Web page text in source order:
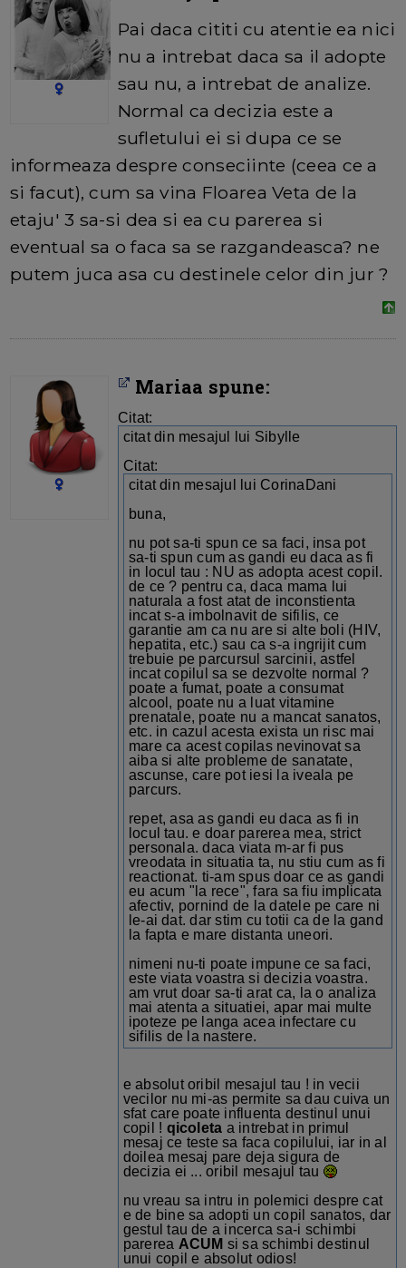
Pai daca cititi cu atentie ea nici
nu a intrebat daca sa il adopte
sau nu, a intrebat de analize.
Normal ca decizia este a
sufletului ei si dupa ce se
informeaza despre conseciinte (ceea ce a
si facut), cum sa vina Floarea Veta de la
etaju' 3 sa-si dea si ea cu parerea si
eventual sa o faca sa se razgandeasca? ne
putem juca asa cu destinele celor din jur ?
Mariaa spune:
Citat:
citat din mesajul lui Sibylle
Citat:
citat din mesajul lui CorinaDani
buna,
nu pot sa-ti spun ce sa faci, insa pot
sa-ti spun cum as gandi eu daca as fi
in locul tau : NU as adopta acest copil.
de ce ? pentru ca, daca mama lui
naturala a fost atat de inconstienta
incat s-a imbolnavit de sifilis, ce
garantie am ca nu are si alte boli (HIV,
hepatita, etc.) sau ca s-a ingrijit cum
trebuie pe parcursul sarcinii, astfel
incat copilul sa se dezvolte normal ?
poate a fumat, poate a consumat
alcool, poate nu a luat vitamine
prenatale, poate nu a mancat sanatos,
etc. in cazul acesta exista un risc mai
mare ca acest copilas nevinovat sa
aiba si alte probleme de sanatate,
ascunse, care pot iesi la iveala pe
parcurs.
repet, asa as gandi eu daca as fi in
locul tau. e doar parerea mea, strict
personala. daca viata m-ar fi pus
vreodata in situatia ta, nu stiu cum as fi
reactionat. ti-am spus doar ce as gandi
eu acum "la rece", fara sa fiu implicata
afectiv, pornind de la datele pe care ni
le-ai dat. dar stim cu totii ca de la gand
la fapta e mare distanta uneori.
nimeni nu-ti poate impune ce sa faci,
este viata voastra si decizia voastra.
am vrut doar sa-ti arat ca, la o analiza
mai atenta a situatiei, apar mai multe
ipoteze pe langa acea infectare cu
sifilis de la nastere.
e absolut oribil mesajul tau ! in vecii
vecilor nu mi-as permite sa dau cuiva un
sfat care poate influenta destinul unui
copil ! qicoleta a intrebat in primul
mesaj ce teste sa faca copilului, iar in al
doilea mesaj pare deja sigura de
decizia ei ... oribil mesajul tau
nu vreau sa intru in polemici despre cat
e de bine sa adopti un copil sanatos, dar
gestul tau de a incerca sa-i schimbi
parerea ACUM si sa schimbi destinul
unui copil e absolut odios!